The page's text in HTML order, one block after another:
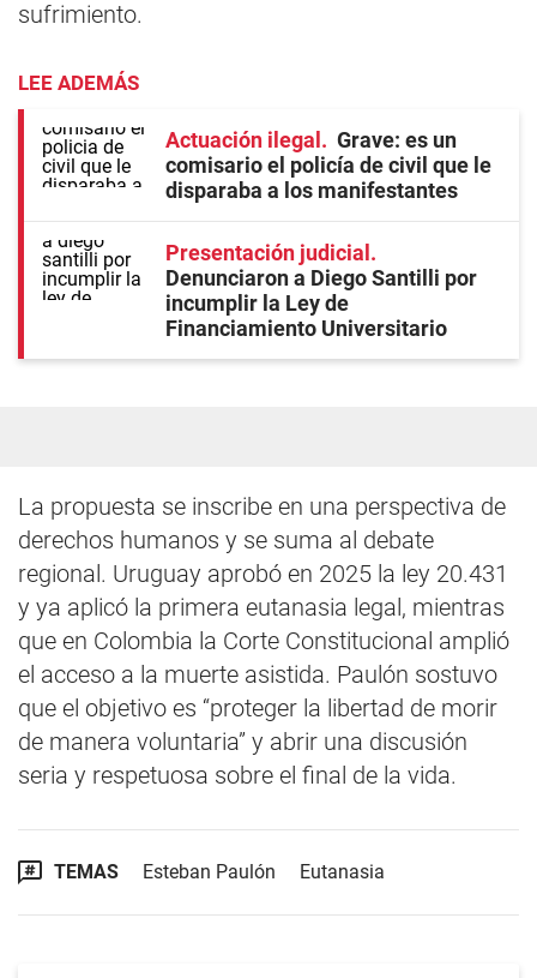
sufrimiento.
LEE ADEMÁS
Actuación ilegal
Grave: es un
comisario el policía de civil que le
disparaba a los manifestantes
Presentación judicial
Denunciaron a Diego Santilli por
incumplir la Ley de
Financiamiento Universitario
La propuesta se inscribe en una perspectiva de
derechos humanos y se suma al debate
regional. Uruguay aprobó en 2025 la ley 20.431
y ya aplicó la primera eutanasia legal, mientras
que en Colombia la Corte Constitucional amplió
el acceso a la muerte asistida. Paulón sostuvo
que el objetivo es “proteger la libertad de morir
de manera voluntaria” y abrir una discusión
seria y respetuosa sobre el final de la vida.
TEMAS Esteban Paulón Eutanasia